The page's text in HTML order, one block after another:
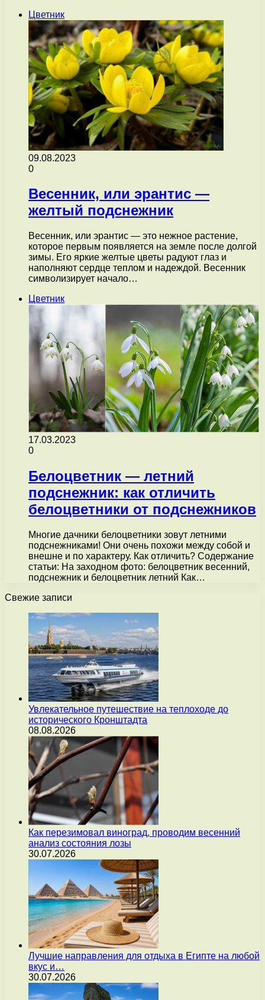
Цветник
09.08.2023
0
Весенник, или эрантис —
желтый подснежник
Весенник, или эрантис — это нежное растение,
которое первым появляется на земле после долгой
зимы. Его яркие желтые цветы радуют глаз и
наполняют сердце теплом и надеждой. Весенник
символизирует начало…
Цветник
17.03.2023
0
Белоцветник — летний
подснежник: как отличить
белоцветники от подснежников
Многие дачники белоцветники зовут летними
подснежниками! Они очень похожи между собой и
внешне и по характеру. Как отличить? Содержание
статьи: На заходном фото: белоцветник весенний,
подснежник и белоцветник летний Как…
Свежие записи
Увлекательное путешествие на теплоходе до
исторического Кронштадта
08.08.2026
Как перезимовал виноград, проводим весенний
анализ состояния лозы
30.07.2026
Лучшие направления для отдыха в Египте на любой
вкус и…
30.07.2026